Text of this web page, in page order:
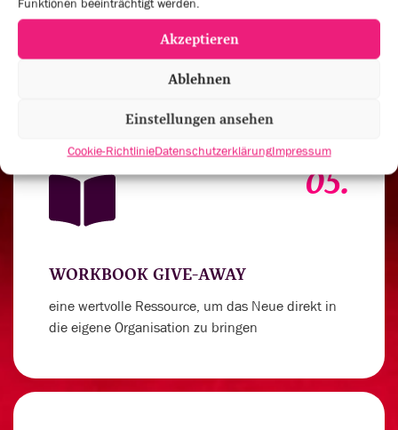
Akzeptieren
Ablehnen
Einstellungen ansehen
Cookie-RichtlinieDatenschutzerklärungImpressum
Leistungen anzukurbeln
05.
WORKBOOK GIVE-AWAY
eine wertvolle Ressource, um das Neue direkt in
die eigene Organisation zu bringen